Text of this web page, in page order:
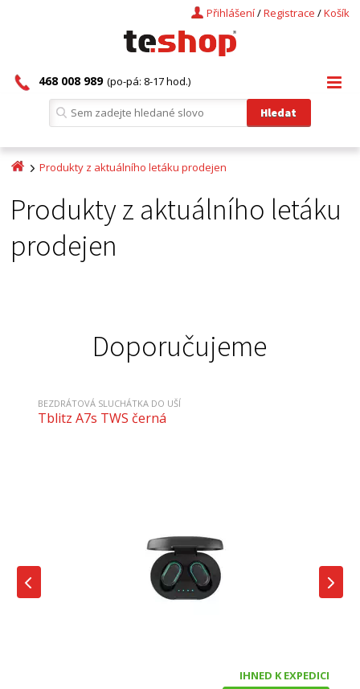
Košík
/
Registrace
/
Přihlášení
468 008 989 (po-pá: 8-17 hod.)
Produkty z aktuálního letáku prodejen
Produkty z aktuálního letáku
prodejen
Doporučujeme
BEZDRÁTOVÁ SLUCHÁTKA DO UŠÍ
Tblitz A7s TWS černá
IHNED K EXPEDICI